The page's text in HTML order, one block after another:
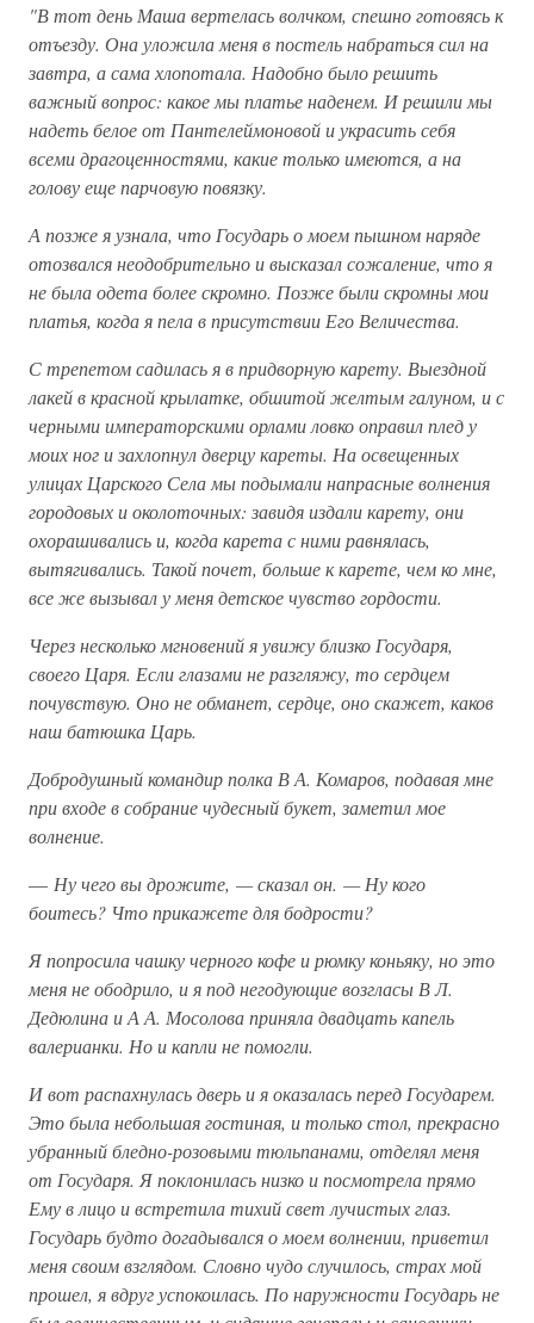
"В тот день Маша вертелась волчком, спешно готовясь к
отъезду. Она уложила меня в постель набраться сил на
завтра, а сама хлопотала. Надобно было решить
важный вопрос: какое мы платье наденем. И решили мы
надеть белое от Пантелеймоновой и украсить себя
всеми драгоценностями, какие только имеются, а на
голову еще парчовую повязку.
А позже я узнала, что Государь о моем пышном наряде
отозвался неодобрительно и высказал сожаление, что я
не была одета более скромно. Позже были скромны мои
платья, когда я пела в присутствии Его Величества.
С трепетом садилась я в придворную карету. Выездной
лакей в красной крылатке, обшитой желтым галуном, и с
черными императорскими орлами ловко оправил плед у
моих ног и захлопнул дверцу кареты. На освещенных
улицах Царского Села мы подымали напрасные волнения
городовых и околоточных: завидя издали карету, они
охорашивались и, когда карета с ними равнялась,
вытягивались. Такой почет, больше к карете, чем ко мне,
все же вызывал у меня детское чувство гордости.
Через несколько мгновений я увижу близко Государя,
своего Царя. Если глазами не разгляжу, то сердцем
почувствую. Оно не обманет, сердце, оно скажет, каков
наш батюшка Царь.
Добродушный командир полка В А. Комаров, подавая мне
при входе в собрание чудесный букет, заметил мое
волнение.
— Ну чего вы дрожите, — сказал он. — Ну кого
боитесь? Что прикажете для бодрости?
Я попросила чашку черного кофе и рюмку коньяку, но это
меня не ободрило, и я под негодующие возгласы В Л.
Дедюлина и А А. Мосолова приняла двадцать капель
валерианки. Но и капли не помогли.
И вот распахнулась дверь и я оказалась перед Государем.
Это была небольшая гостиная, и только стол, прекрасно
убранный бледно-розовыми тюльпанами, отделял меня
от Государя. Я поклонилась низко и посмотрела прямо
Ему в лицо и встретила тихий свет лучистых глаз.
Государь будто догадывался о моем волнении, приветил
меня своим взглядом. Словно чудо случилось, страх мой
прошел, я вдруг успокоилась. По наружности Государь не